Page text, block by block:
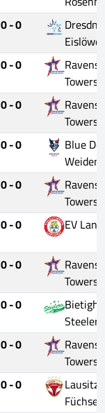
0 - 0
0 - 0
0 - 0
0 - 0
Blue
Weiden
0 - 0
0 - 0
EV
0 - 0
0 - 0
Steelers
0 - 0
0 - 0
Füchse